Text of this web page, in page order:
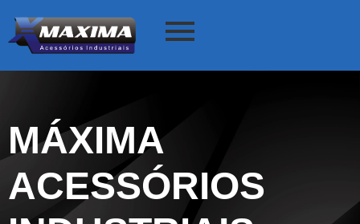
MÁXIMA
ACESSÓRIOS